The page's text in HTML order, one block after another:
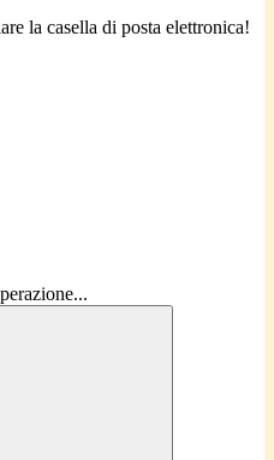
la casella di posta elettronica!